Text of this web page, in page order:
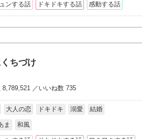
ンする話 ドキドキする話 感動する話
ちづけ
8,789,521 ／いいね数 735
大人の恋 ドキドキ 溺愛 結婚
ま 和風